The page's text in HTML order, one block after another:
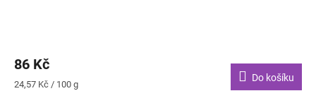
86 Kč
Měrná
24,57 Kč / 100 g
Do košíku